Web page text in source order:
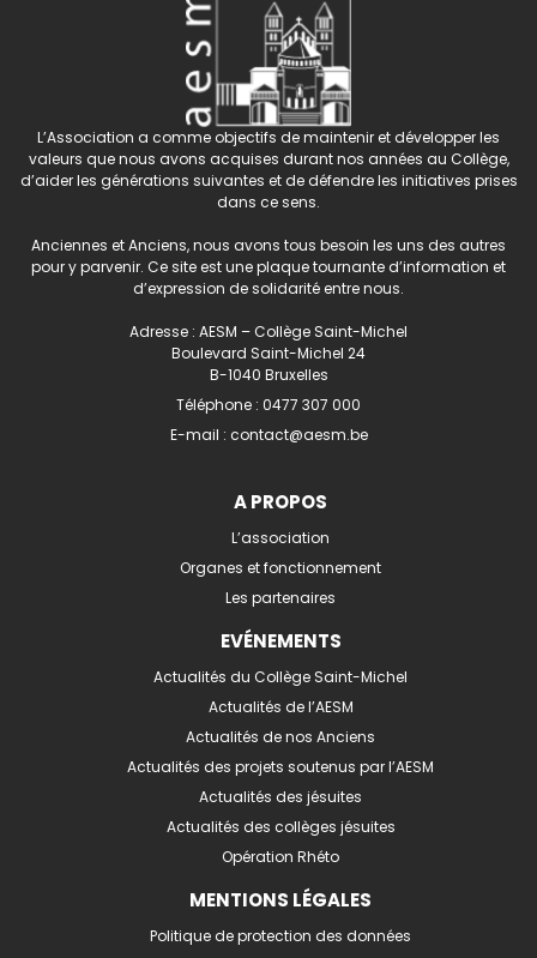
L’Association a comme objectifs de maintenir et développer les
valeurs que nous avons acquises durant nos années au Collège,
d’aider les générations suivantes et de défendre les initiatives prises
dans ce sens.
Anciennes et Anciens, nous avons tous besoin les uns des autres
pour y parvenir. Ce site est une plaque tournante d’information et
d’expression de solidarité entre nous.
Adresse : AESM – Collège Saint-Michel
Boulevard Saint-Michel 24
B-1040 Bruxelles
Téléphone : 0477 307 000
E-mail : contact@aesm.be
A PROPOS
L’association
Organes et fonctionnement
Les partenaires
EVÉNEMENTS
Actualités du Collège Saint-Michel
Actualités de l’AESM
Actualités de nos Anciens
Actualités des projets soutenus par l’AESM
Actualités des jésuites
Actualités des collèges jésuites
Opération Rhéto
MENTIONS LÉGALES
Politique de protection des données